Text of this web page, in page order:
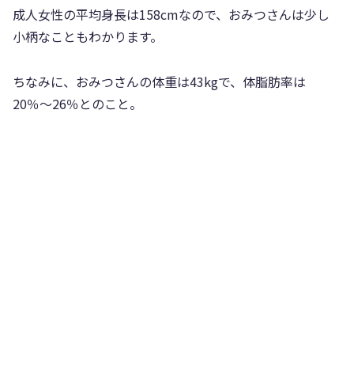
成人女性の平均身長は158cmなので、おみつさんは少し
小柄なこともわかります。
ちなみに、おみつさんの体重は43kgで、体脂肪率は
20％〜26％とのこと。